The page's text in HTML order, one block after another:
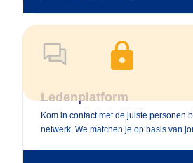
Ledenplatform
Kom in contact met de juiste personen
netwerk. We matchen je op basis van